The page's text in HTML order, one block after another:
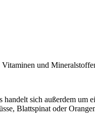
und
sich außerdem um
Blattspinat oder